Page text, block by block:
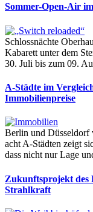
Sommer-Open-Air
Schlossnächte
Kabarett unter dem
30. Juli bis zum 09.
A-Städte im
Immobilienpreise
Berlin und Düsseldorf
acht A-Städten zeigt
dass nicht nur Lage
Zukunftsprojekt des
Strahlkraft